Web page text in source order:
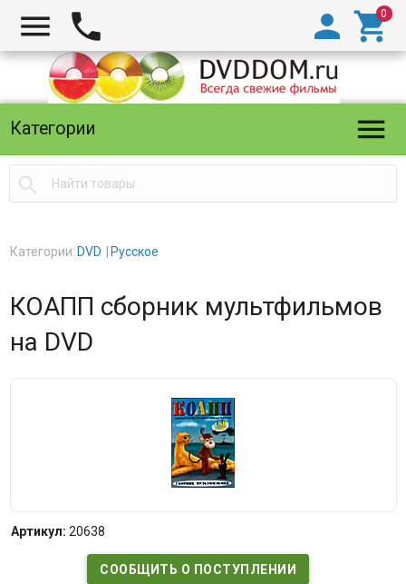
  

Категории 

Категории: DVD Русское
КОАПП сборник мультфильмов
на DVD
Артикул: 20638
СООБЩИТЬ О ПОСТУПЛЕНИИ